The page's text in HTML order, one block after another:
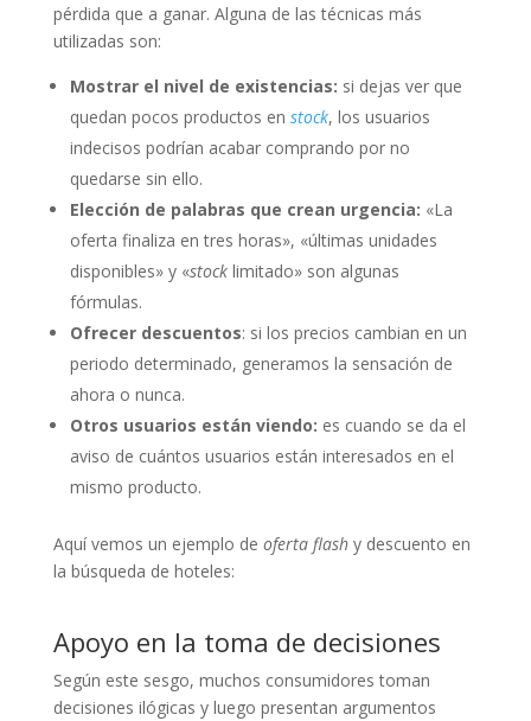
pérdida que a ganar. Alguna de las técnicas más
utilizadas son:
Mostrar el nivel de existencias: si dejas ver que
quedan pocos productos en stock, los usuarios
indecisos podrían acabar comprando por no
quedarse sin ello.
Elección de palabras que crean urgencia: «La
oferta finaliza en tres horas», «últimas unidades
disponibles» y «stock limitado» son algunas
fórmulas.
Ofrecer descuentos: si los precios cambian en un
periodo determinado, generamos la sensación de
ahora o nunca.
Otros usuarios están viendo: es cuando se da el
aviso de cuántos usuarios están interesados en el
mismo producto.
Aquí vemos un ejemplo de oferta flash y descuento en
la búsqueda de hoteles:
Apoyo en la toma de decisiones
Según este sesgo, muchos consumidores toman
decisiones ilógicas y luego presentan argumentos